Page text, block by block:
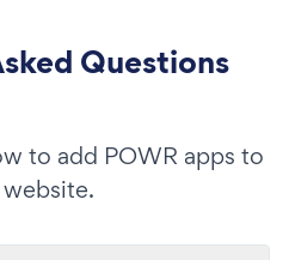
Questions
to add POWR apps to